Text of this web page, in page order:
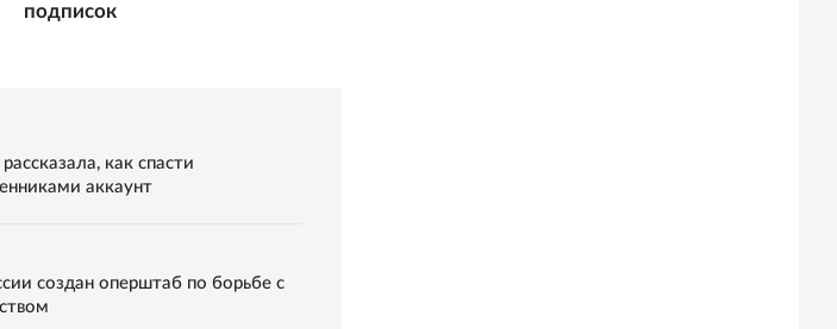
подписок
как спасти
аккаунт
создан оперштаб по борьбе с